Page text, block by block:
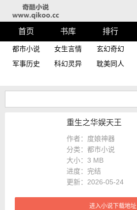
首页 书库 排行
都市小说 女生言情 玄幻奇幻
军事历史
科幻灵异 耽美同人
重生之华娱天王
作者：度娘神器
分类：都市小说
大小： 3 MB
进度： 完结
更新：2026-05-24
进入小说下载地址